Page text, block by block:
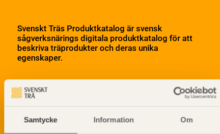
Samtycke Information Om
Svenskt Träs Produktkatalog är svensk
sågverksnärings digitala produktkatalog för att
beskriva träprodukter och deras unika
egenskaper.
Dela på